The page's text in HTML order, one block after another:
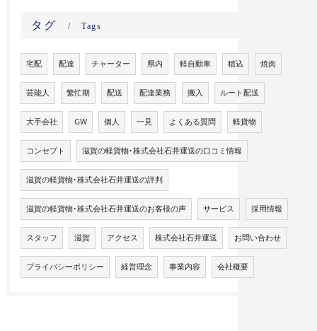
タグ Tags
宅配 配達 チャーター 県内 軽自動車 積込 焼肉
芸能人 繁忙期 配送 配達業務 搬入 ルート配送
大手会社 GW 個人 一見 よくある質問 軽貨物
コンセプト 滋賀の軽貨物･株式会社石井運送の口コミ情報
滋賀の軽貨物･株式会社石井運送の評判
滋賀の軽貨物･株式会社石井運送のお客様の声 サービス 採用情報
スタッフ 滋賀 アクセス 株式会社石井運送 お問い合わせ
プライバシーポリシー 経営理念 事業内容 会社概要